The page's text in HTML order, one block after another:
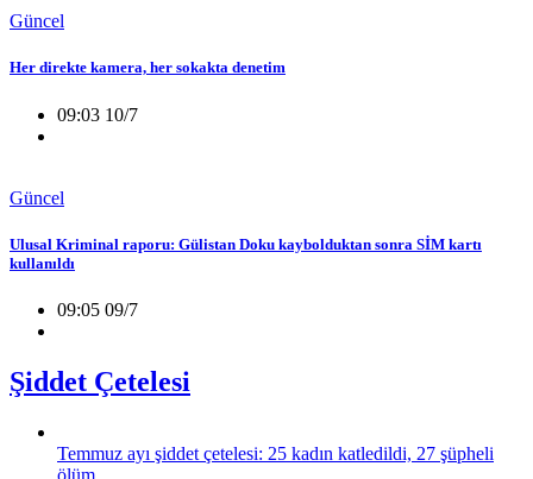
Güncel
Her direkte kamera, her sokakta denetim
09:03 10/7
Güncel
Ulusal Kriminal raporu: Gülistan Doku kaybolduktan sonra SİM kartı
kullanıldı
09:05 09/7
Şiddet Çetelesi
Temmuz ayı şiddet çetelesi: 25 kadın katledildi, 27 şüpheli
ölüm